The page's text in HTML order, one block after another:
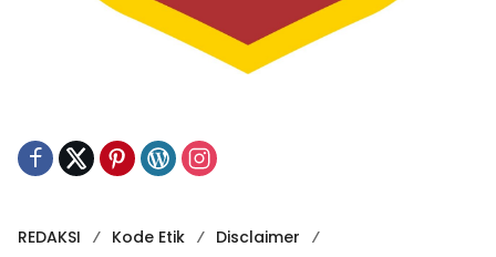
REDAKSI Kode Etik
Disclaimer